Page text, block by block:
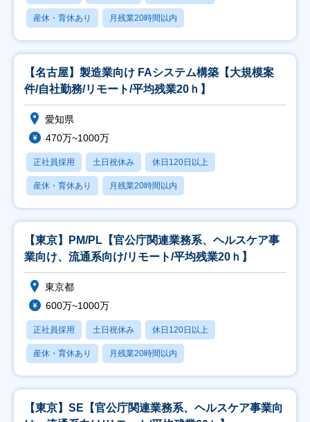
産休・育休あり 月残業20時間以内
【名古屋】製造業向け FAシステム構築【大規模案
件/自社勤務/リモート/平均残業20ｈ】
愛知県
470万~1000万
正社員採用 土日祝休み 休日120日以上
産休・育休あり 月残業20時間以内
【東京】PM/PL【官公庁関連業務系、ヘルスケア事
業向け、流通系向け/リモート/平均残業20ｈ】
東京都
600万~1000万
正社員採用 土日祝休み 休日120日以上
産休・育休あり 月残業20時間以内
【東京】SE【官公庁関連業務系、ヘルスケア事業向